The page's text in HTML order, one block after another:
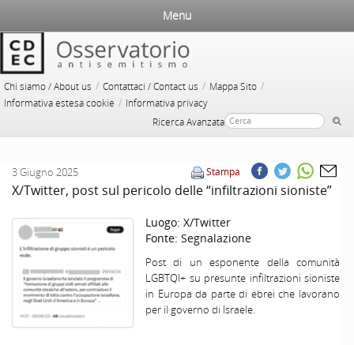
Chi siamo / About us / Contattaci / Contact us / Mappa Sito /
Informativa estesa cookie / Informativa privacy
Ricerca Avanzata
Menu
Stampa
3 Giugno 2025
X/Twitter, post sul pericolo delle “infiltrazioni sioniste”
Luogo: X/Twitter
Fonte: Segnalazione
Post di un esponente della comunità
LGBTQI+ su presunte infiltrazioni sioniste
in Europa da parte di ebrei che lavorano
per il governo di Israele.